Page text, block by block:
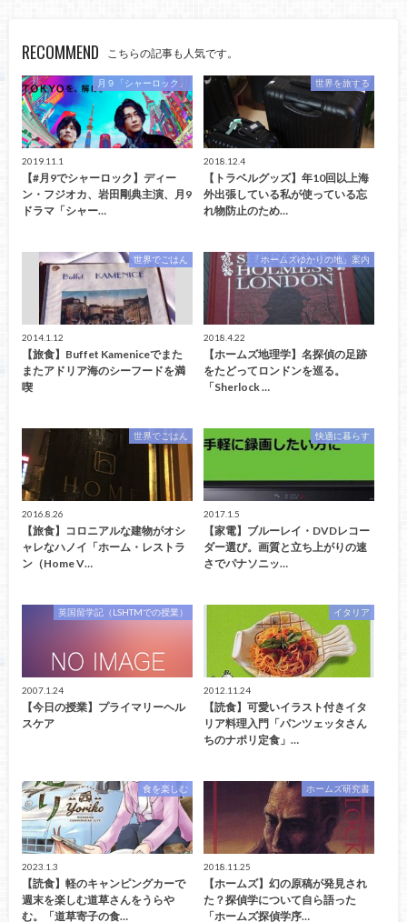
RECOMMEND こちらの記事も人気です。
月９「シャーロック」
2019.11.1
【#月9でシャーロック】ディー
ン・フジオカ、岩田剛典主演、月9
ドラマ「シャー…
世界を旅する
2018.12.4
【トラベルグッズ】年10回以上海
外出張している私が使っている忘
れ物防止のため…
世界でごはん
2014.1.12
【旅食】Buffet Kameniceでまた
またアドリア海のシーフードを満
喫
「ホームズゆかりの地」案内
2018.4.22
【ホームズ地理学】名探偵の足跡
をたどってロンドンを巡る。
「Sherlock …
世界でごはん
2016.8.26
【旅食】コロニアルな建物がオシ
ャレなハノイ「ホーム・レストラ
ン（Home V…
快適に暮らす
2017.1.5
【家電】ブルーレイ・DVDレコー
ダー選び。画質と立ち上がりの速
さでパナソニッ…
英国留学記（LSHTMでの授業）
2007.1.24
【今日の授業】プライマリーヘル
スケア
イタリア
2012.11.24
【読食】可愛いイラスト付きイタ
リア料理入門「パンツェッタさん
ちのナポリ定食」…
食を楽しむ
2023.1.3
【読食】軽のキャンピングカーで
週末を楽しむ道草さんをうらや
む。「道草寄子の食…
ホームズ研究書
2018.11.25
【ホームズ】幻の原稿が発見され
た？探偵学について自ら語った
「ホームズ探偵学序…